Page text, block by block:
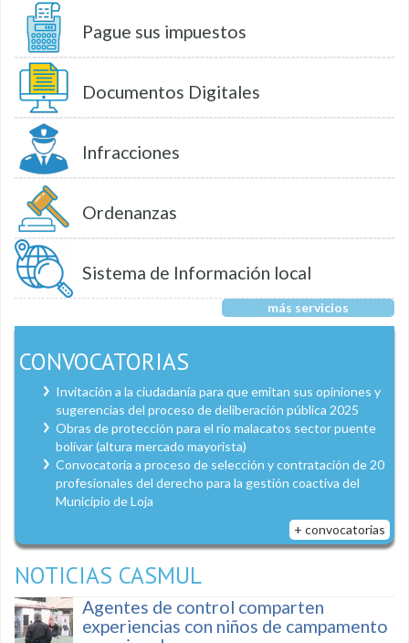
Pague sus impuestos
Documentos Digitales
Infracciones
Ordenanzas
Sistema de Información local
más servicios
CONVOCATORIAS
Invitación a la ciudadanía para que emitan sus opiniones y
sugerencias del proceso de deliberación pública 2025
Obras de protección para el río malacatos sector puente
bolívar (altura mercado mayorista)
Convocatoria a proceso de selección y contratación de 20
profesionales del derecho para la gestión coactiva del
Municipio de Loja
+ convocatorias
NOTICIAS CASMUL
Agentes de control comparten
experiencias con niños de campamento